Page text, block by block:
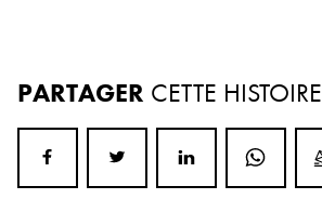
PARTAGER CETTE HISTOIRE